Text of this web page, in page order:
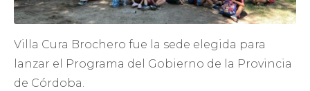
Villa Cura Brochero fue la sede elegida para
lanzar el Programa del Gobierno de la Provincia
de Córdoba.